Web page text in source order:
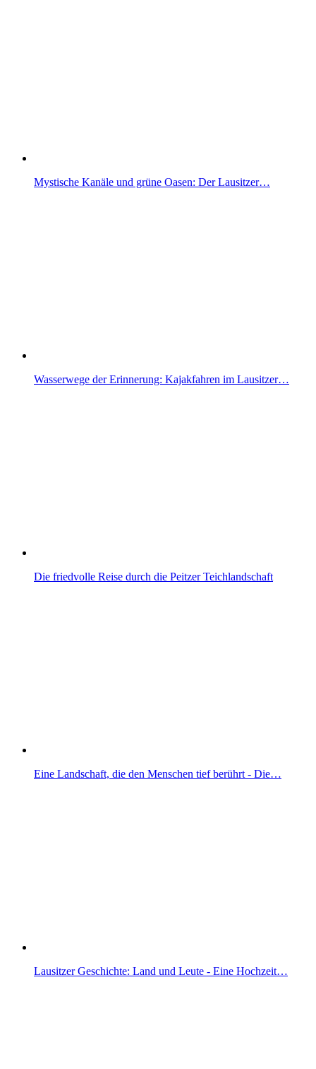
Mystische Kanäle und grüne Oasen: Der Lausitzer…
Wasserwege der Erinnerung: Kajakfahren im Lausitzer…
Die friedvolle Reise durch die Peitzer Teichlandschaft
Eine Landschaft, die den Menschen tief berührt - Die…
Lausitzer Geschichte: Land und Leute - Eine Hochzeit…